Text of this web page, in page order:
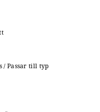
/ Passar till typ